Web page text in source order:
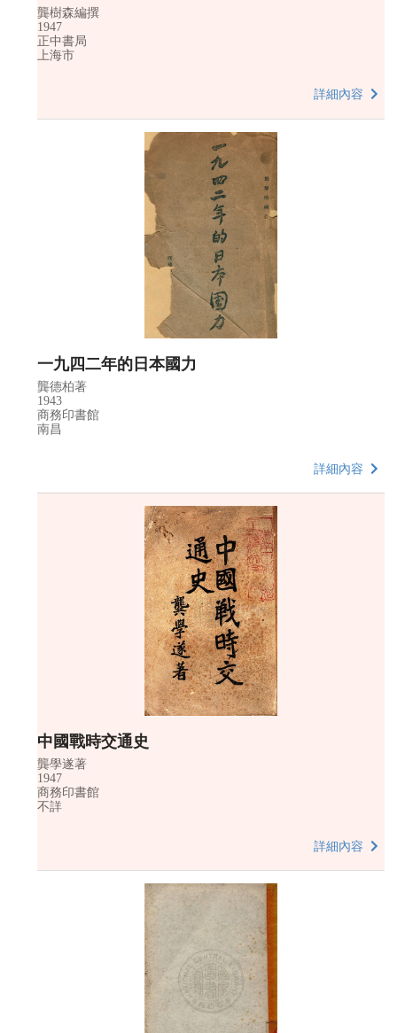
龔樹森編撰
1947
正中書局
上海市
詳細內容
一九四二年的日本國力
龔德柏著
1943
商務印書館
南昌
詳細內容
中國戰時交通史
龔學遂著
1947
商務印書館
不詳
詳細內容